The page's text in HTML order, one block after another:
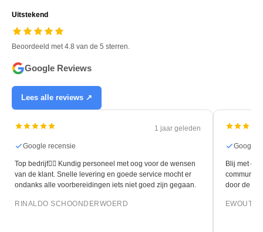
Uitstekend
Beoordeeld met 4.8 van de 5 sterren.
Google Reviews
Lees alle reviews ↗
1 jaar geleden
Google recensie
Top bedrijf👍🏻 Kundig personeel met oog voor de wensen
van de klant. Snelle levering en goede service mocht er
ondanks alle voorbereidingen iets niet goed zijn gegaan.
RINALDO SCHOONDERWOERD
Google
Blij met de
door de
EWOUT